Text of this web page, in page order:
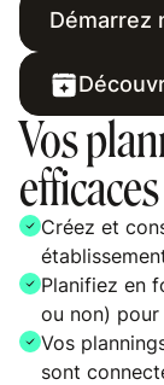
Vos
efficaces
Créez et
Planifiez en
ou non)
Vos
sont
Démarrez